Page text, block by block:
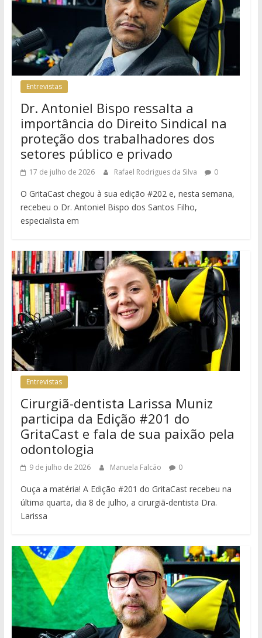
Entrevistas
Dr. Antoniel Bispo ressalta a
importância do Direito Sindical na
proteção dos trabalhadores dos
setores público e privado
17 de julho de 2026 Rafael Rodrigues da Silva 0
O GritaCast chegou à sua edição #202 e, nesta semana,
recebeu o Dr. Antoniel Bispo dos Santos Filho,
especialista em
Entrevistas
Cirurgiã-dentista Larissa Muniz
participa da Edição #201 do
GritaCast e fala de sua paixão pela
odontologia
9 de julho de 2026 Manuela Falcão 0
Ouça a matéria! A Edição #201 do GritaCast recebeu na
última quarta, dia 8 de julho, a cirurgiã-dentista Dra.
Larissa